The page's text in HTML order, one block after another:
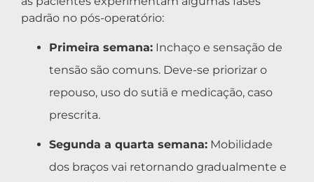
padrão no pós-operatório:
Primeira semana: Inchaço e sensação de
tensão são comuns. Deve-se priorizar o
repouso, uso do sutiã e medicação, caso
prescrita.
Segunda a quarta semana: Mobilidade
dos braços vai retornando gradualmente e